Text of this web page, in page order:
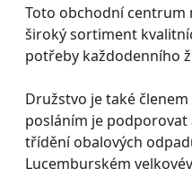
Toto obchodní centrum
široký sortiment
potřeby každodenního
Družstvo je také členem
posláním je
třídění obalových
Lucemburském